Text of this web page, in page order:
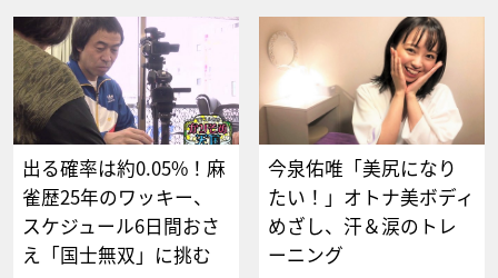
出る確率は約0.05%！麻
雀歴25年のワッキー、
スケジュール6日間おさ
え「国士無双」に挑む
今泉佑唯「美尻になり
たい！」オトナ美ボディ
めざし、汗＆涙のトレ
ーニング